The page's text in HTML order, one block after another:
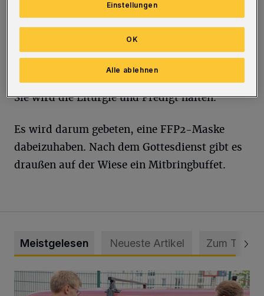
„Waterloo“ mit einer Neutextung von Pfarrer
Holger Pyka. Warum „ABBA“? „Weil die
Musik lebendig macht, an früher erinnert und
sogar heute von unseren ‚Konfis‘ gesungen
wird“, berichtet Pfarrerin Norma Lennartz.
Sie wird die Liturgie und Predigt halten.
Es wird darum gebeten, eine FFP2-Maske
dabeizuhaben. Nach dem Gottesdienst gibt es
draußen auf der Wiese ein Mitbringbuffet.
Meistgelesen Neueste Artikel Zum Thema
Feuerwehr befreit Kind aus verschlossenem VW Bulli
Einstellungen
Alle ablehnen
OK